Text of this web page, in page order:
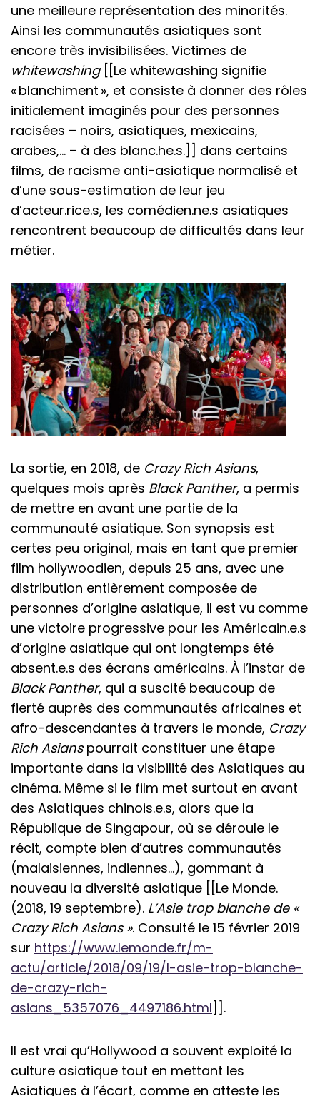
une meilleure représentation des minorités.
Ainsi les communautés asiatiques sont
encore très invisibilisées. Victimes de
whitewashing[[Le whitewashing signifie
« blanchiment », et consiste à donner des rôles
initialement imaginés pour des personnes
racisées – noirs, asiatiques, mexicains,
arabes,… – à des blanc.he.s.]] dans certains
films, de racisme anti-asiatique normalisé et
d’une sous-estimation de leur jeu
d’acteur.rice.s, les comédien.ne.s asiatiques
rencontrent beaucoup de difficultés dans leur
métier.
La sortie, en 2018, de Crazy Rich Asians,
quelques mois après Black Panther, a permis
de mettre en avant une partie de la
communauté asiatique. Son synopsis est
certes peu original, mais en tant que premier
film hollywoodien, depuis 25 ans, avec une
distribution entièrement composée de
personnes d’origine asiatique, il est vu comme
une victoire progressive pour les Américain.e.s
d’origine asiatique qui ont longtemps été
absent.e.s des écrans américains. À l’instar de
Black Panther, qui a suscité beaucoup de
fierté auprès des communautés africaines et
afro-descendantes à travers le monde, Crazy
Rich Asianspourrait constituer une étape
importante dans la visibilité des Asiatiques au
cinéma. Même si le film met surtout en avant
des Asiatiques chinois.e.s, alors que la
République de Singapour, où se déroule le
récit, compte bien d’autres communautés
(malaisiennes, indiennes…), gommant à
nouveau la diversité asiatique [[Le Monde.
(2018, 19 septembre). L’Asie trop blanche de «
Crazy Rich Asians ». Consulté le 15 février 2019
sur https://www.lemonde.fr/m-
actu/article/2018/09/19/l-asie-trop-blanche-
de-crazy-rich-
asians_5357076_4497186.html]].
Il est vrai qu’Hollywood a souvent exploité la
culture asiatique tout en mettant les
Asiatiques à l’écart, comme en atteste les